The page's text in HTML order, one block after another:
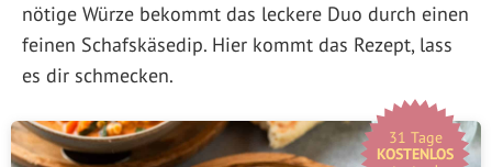
nötige Würze bekommt das leckere Duo durch einen
feinen Schafskäsedip. Hier kommt das Rezept, lass
es dir schmecken.
31 Tage
KOSTENLOS